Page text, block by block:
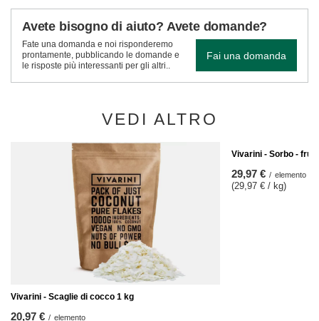
Avete bisogno di aiuto? Avete domande?
Fate una domanda e noi risponderemo
prontamente, pubblicando le domande e
le risposte più interessanti per gli altri..
Fai una domanda
VEDI ALTRO
Vivarini - Scaglie di cocco 1 kg
20,97 € / elemento
Vivarini - Sorbo -
29,97 € / elemento
(29,97 € / kg)